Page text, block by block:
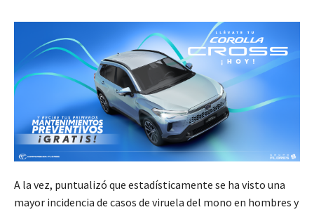
A la vez, puntualizó que estadísticamente se ha visto una
mayor incidencia de casos de viruela del mono en hombres y